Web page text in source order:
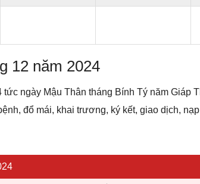
12 năm 2024
ngày Mậu Thân tháng Bính Tý năm Giáp
đổ mái, khai trương, ký kết, giao dịch,